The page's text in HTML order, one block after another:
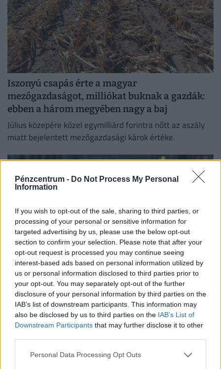
Pénzcentrum - Do Not Process My Personal
Information
If you wish to opt-out of the sale, sharing to third parties, or
processing of your personal or sensitive information for
targeted advertising by us, please use the below opt-out
section to confirm your selection. Please note that after your
opt-out request is processed you may continue seeing
interest-based ads based on personal information utilized by
us or personal information disclosed to third parties prior to
your opt-out. You may separately opt-out of the further
disclosure of your personal information by third parties on the
IAB’s list of downstream participants. This information may
also be disclosed by us to third parties on the IAB’s List of
Downstream Participants that may further disclose it to other
Personal Data Processing Opt Outs
Iszonyú csapás érte a magyar
mezőgazdaságot, milliókat buknak a gazdák:
ebben a három megyében nagy a baj
Július közepére közel egymilliárd forintra nőtt az aszály
miatt bejelentett mezőgazdasági károk értéke.
Vádat emeltek a Blaha drognagyija ellen:
nagyüzembern terítette a kristályt a 65 éves nő
A Blaha Lujza téren és környékén árulta rendszeresen a
kristályt az a 65 éves nő, aki ellen drogkereskedelem